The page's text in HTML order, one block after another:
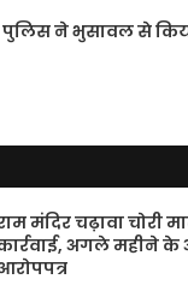
पुलिस ने भुसावल से
मंदिर चढ़ावा चोरी
अगले महीने